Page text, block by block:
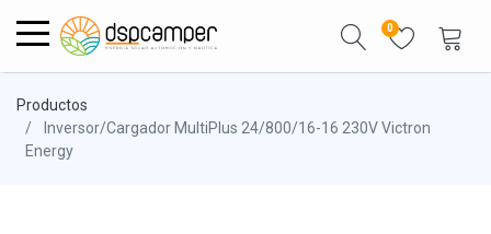
0
Productos
Inversor/Cargador MultiPlus 24/800/16-16 230V Victron
Energy